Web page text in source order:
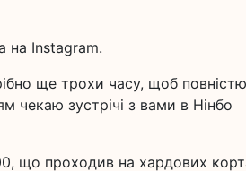
на Instagram.
ще трохи часу, щоб повністю
чекаю зустрічі з вами в Нінбо
що проходив на хардових